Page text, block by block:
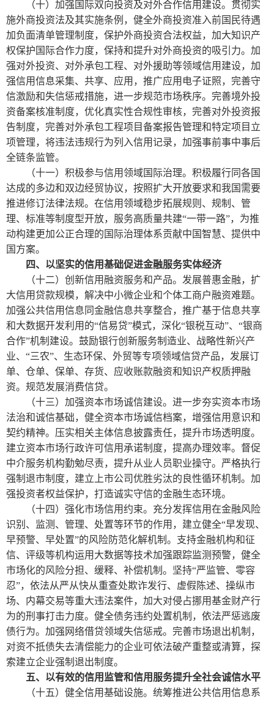
（十）加强国际双向投资及对外合作信用建设。贯彻实
施外商投资法及其实施条例，健全外商投资准入前国民待遇
加负面清单管理制度，保护外商投资合法权益，加大知识产
权保护国际合作力度，保持和提升对外商投资的吸引力。加
强对外投资、对外承包工程、对外援助等领域信用建设，加
强信用信息采集、共享、应用，推广应用电子证照，完善守
信激励和失信惩戒措施，进一步规范市场秩序。完善境外投
资备案核准制度，优化真实性合规性审核，完善对外投资报
告制度，完善对外承包工程项目备案报告管理和特定项目立
项管理，将违法违规行为列入信用记录，加强事前事中事后
全链条监管。
（十一）积极参与信用领域国际治理。积极履行同各国
达成的多边和双边经贸协议，按照扩大开放要求和我国需要
推进修订法律法规。在信用领域稳步拓展规则、规制、管
理、标准等制度型开放，服务高质量共建“一带一路”，为推
动构建更加公正合理的国际治理体系贡献中国智慧、提供中
国方案。
四、以坚实的信用基础促进金融服务实体经济
（十二）创新信用融资服务和产品。发展普惠金融，扩
大信用贷款规模，解决中小微企业和个体工商户融资难题。
加强公共信用信息同金融信息共享整合，推广基于信息共享
和大数据开发利用的“信易贷”模式，深化“银税互动”、“银商
合作”机制建设。鼓励银行创新服务制造业、战略性新兴产
业、“三农”、生态环保、外贸等专项领域信贷产品，发展订
单、仓单、保单、存货、应收账款融资和知识产权质押融
资。规范发展消费信贷。
（十三）加强资本市场诚信建设。进一步夯实资本市场
法治和诚信基础，健全资本市场诚信档案，增强信用意识和
契约精神。压实相关主体信息披露责任，提升市场透明度。
建立资本市场行政许可信用承诺制度，提高办理效率。督促
中介服务机构勤勉尽责，提升从业人员职业操守。严格执行
强制退市制度，建立上市公司优胜劣汰的良性循环机制。加
强投资者权益保护，打造诚实守信的金融生态环境。
（十四）强化市场信用约束。充分发挥信用在金融风险
识别、监测、管理、处置等环节的作用，建立健全“早发现、
早预警、早处置”的风险防范化解机制。支持金融机构和征
信、评级等机构运用大数据等技术加强跟踪监测预警，健全
市场化的风险分担、缓释、补偿机制。坚持“严监管、零容
忍”，依法从严从快从重查处欺诈发行、虚假陈述、操纵市
场、内幕交易等重大违法案件，加大对侵占挪用基金财产行
为的刑事打击力度。健全债务违约处置机制，依法严惩逃废
债行为。加强网络借贷领域失信惩戒。完善市场退出机制，
对资不抵债失去清偿能力的企业可依法破产重整或清算，探
索建立企业强制退出制度。
五、以有效的信用监管和信用服务提升全社会诚信水平
（十五）健全信用基础设施。统筹推进公共信用信息系